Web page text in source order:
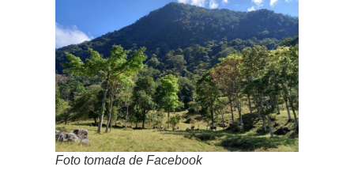
Foto tomada de Facebook